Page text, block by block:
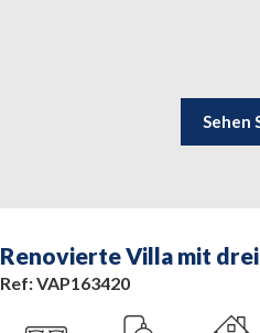
Sehen
Renovierte Villa mit
Ref: VAP163420